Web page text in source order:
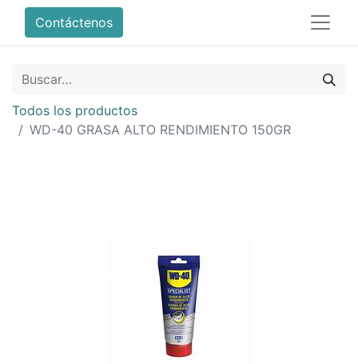
Contáctenos
Todos los productos
WD-40 GRASA ALTO RENDIMIENTO 150GR